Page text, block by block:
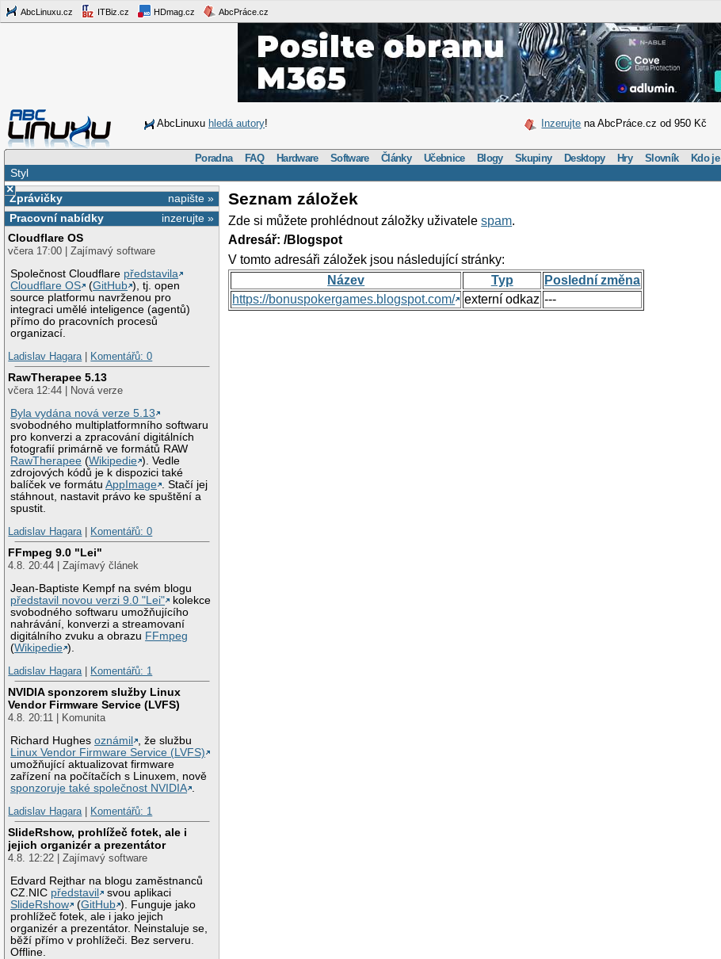
AbcLinuxu.cz ITBiz.cz HDmag.cz AbcPráce.cz
AbcLinuxu hledá autory! Inzerujte na AbcPráce.cz od 950 Kč
Poradna FAQ Hardware Software Články Učebnice Blogy Skupiny Desktopy Hry Slovník Kdo je
Styl
×
napište »
Zprávičky
inzerujte »
Pracovní nabídky
Cloudflare OS
včera 17:00 | Zajímavý software
Společnost Cloudflare představila
Cloudflare OS
(GitHub ), tj. open
source platformu navrženou pro
integraci umělé inteligence (agentů)
přímo do pracovních procesů
organizací.
Ladislav Hagara| Komentářů: 0
RawTherapee 5.13
včera 12:44 | Nová verze
Byla vydána nová verze 5.13
svobodného multiplatformního softwaru
pro konverzi a zpracování digitálních
fotografií primárně ve formátů RAW
RawTherapee (Wikipedie ). Vedle
zdrojových kódů je k dispozici také
balíček ve formátuAppImage
. Stačí jej
stáhnout, nastavit právo ke spuštění a
spustit.
Ladislav Hagara| Komentářů: 0
FFmpeg 9.0 "Lei"
4.8. 20:44 | Zajímavý článek
Jean-Baptiste Kempf na svém blogu
představil novou verzi 9.0 "Lei"
kolekce
svobodného softwaru umožňujícího
nahrávání, konverzi a streamovaní
digitálního zvuku a obrazu FFmpeg
(Wikipedie ).
Ladislav Hagara| Komentářů: 1
NVIDIA sponzorem služby Linux
Vendor Firmware Service (LVFS)
4.8. 20:11 | Komunita
Richard Hughesoznámil
, že službu
Linux Vendor Firmware Service (LVFS)
umožňující aktualizovat firmware
zařízení na počítačích s Linuxem, nově
sponzoruje také společnost NVIDIA
Ladislav Hagara| Komentářů: 1
SlideRshow, prohlížeč fotek, ale i
jejich organizér a prezentátor
4.8. 12:22 | Zajímavý software
Edvard Rejthar na blogu zaměstnanců
CZ.NIC představil
svou aplikaci
SlideRshow
(GitHub ). Funguje jako
prohlížeč fotek, ale i jako jejich
organizér a prezentátor. Neinstaluje se,
běží přímo v prohlížeči. Bez serveru.
Offline.
Seznam záložek
Zde si můžete prohlédnout záložky uživatelespam.
Adresář: /Blogspot
V tomto adresáři záložek jsou následující stránky:
Název
Typ
Poslední změna
https://bonuspokergames.blogspot.com/
externí odkaz ---